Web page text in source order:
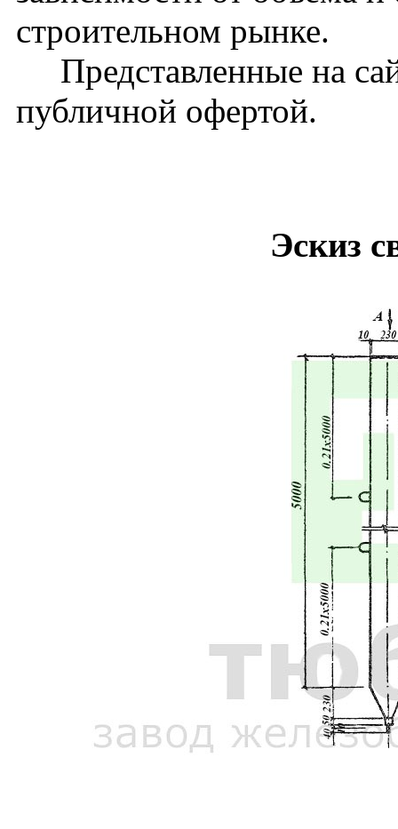
строительном рынке.
Представленные на
публичной офертой.
Эскиз